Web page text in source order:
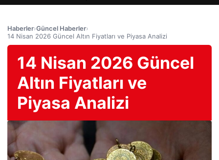
Haberler›Güncel Haberler›
14 Nisan 2026 Güncel Altın Fiyatları ve Piyasa Analizi
14 Nisan 2026 Güncel
Altın Fiyatları ve
Piyasa Analizi